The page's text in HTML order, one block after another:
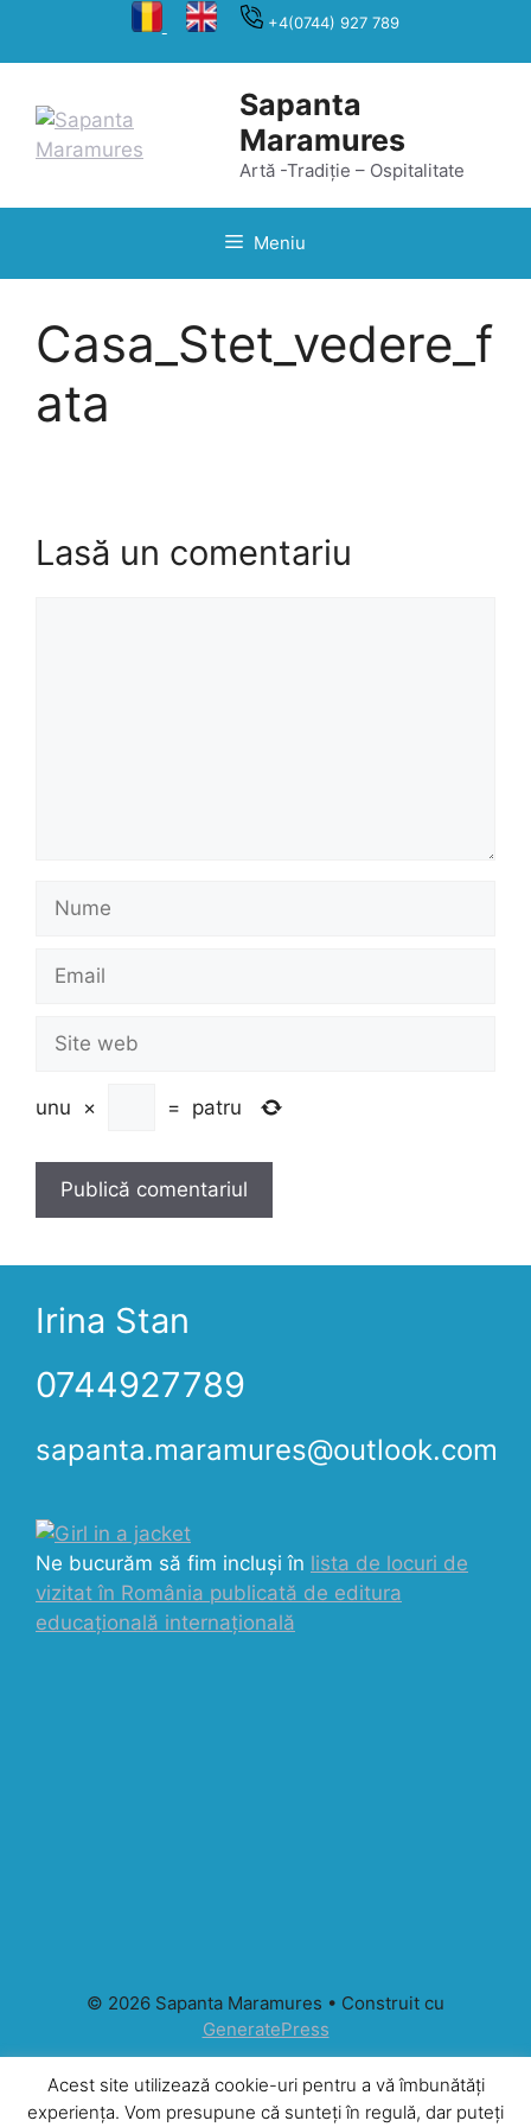
+4(0744) 927 789
Sapanta
Maramures
Artă -Tradiție – Ospitalitate
Meniu
Casa_Stet_vedere_f
ata
Lasă un comentariu
Nume
Email
Site
web
unu × = patru
Irina Stan
0744927789
sapanta.maramures@outlook.com
Ne bucurăm să fim incluși în lista de locuri de
vizitat în România publicată de editura
educațională internațională
© 2026 Sapanta Maramures • Construit cu
GeneratePress
Acest site utilizează cookie-uri pentru a vă îmbunătăți
experiența. Vom presupune că sunteți în regulă, dar puteți